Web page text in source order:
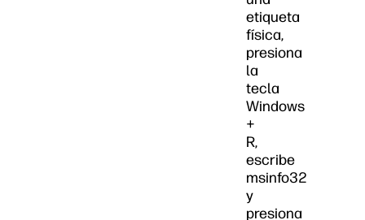
etiqueta
física,
presiona
la
tecla
Windows
+
R,
escribe
msinfo32
y
presiona